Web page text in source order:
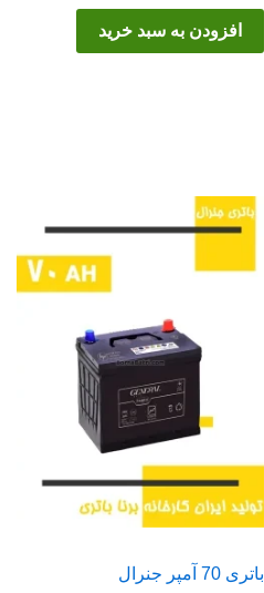
افزودن به سبد خرید
باتری 70 آمپر جنرال